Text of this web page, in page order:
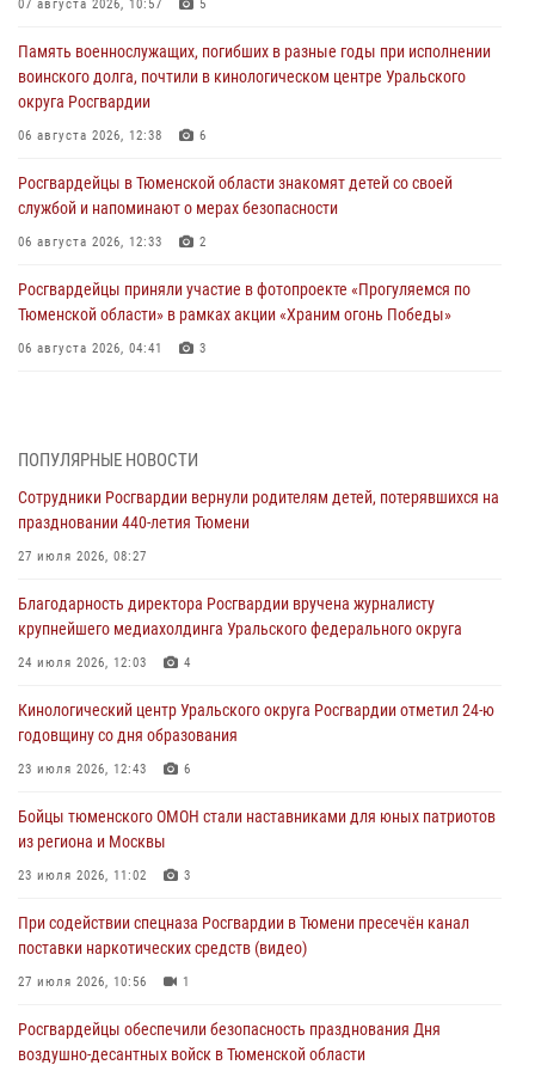
07 августа 2026, 10:57 5
Память военнослужащих, погибших в разные годы при исполнении
воинского долга, почтили в кинологическом центре Уральского
округа Росгвардии
06 августа 2026, 12:38 6
Росгвардейцы в Тюменской области знакомят детей со своей
службой и напоминают о мерах безопасности
06 августа 2026, 12:33 2
Росгвардейцы приняли участие в фотопроекте «Прогуляемся по
Тюменской области» в рамках акции «Храним огонь Победы»
06 августа 2026, 04:41 3
05 августа 2026, 11:03 4
В Тюмени офицер Росгвардии в радиоэфире напомнил гражданам о
мерах безопасного владения оружием
05 августа 2026, 09:56
Военнослужащие Росгвардии сбили дрон-разведчик ВСУ на южном
направлении
05 августа 2026, 05:35
Стальной характер продемонстрировали росгвардейцы в ходе
масштабных спортивных событий на Урале
05 августа 2026, 05:22
В Тюмени сотрудник Росгвардии во внеслужебное время задержал
виновника ДТП
05 августа 2026, 05:15
ПОПУЛЯРНЫЕ НОВОСТИ
Сотрудники Росгвардии вернули родителям детей, потерявшихся на
праздновании 440-летия Тюмени
27 июля 2026, 08:27
Благодарность директора Росгвардии вручена журналисту
крупнейшего медиахолдинга Уральского федерального округа
24 июля 2026, 12:03 4
Кинологический центр Уральского округа Росгвардии отметил 24-ю
годовщину со дня образования
23 июля 2026, 12:43 6
Бойцы тюменского ОМОН стали наставниками для юных патриотов
из региона и Москвы
23 июля 2026, 11:02 3
При содействии спецназа Росгвардии в Тюмени пресечён канал
поставки наркотических средств (видео)
27 июля 2026, 10:56 1
Росгвардейцы обеспечили безопасность празднования Дня
воздушно-десантных войск в Тюменской области